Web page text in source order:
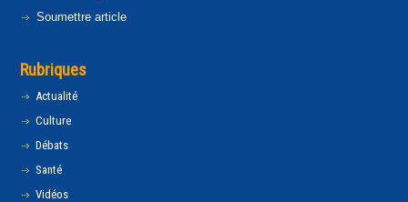
Soumettre article
Rubriques
Actualité
Culture
Débats
Santé
Vidéos